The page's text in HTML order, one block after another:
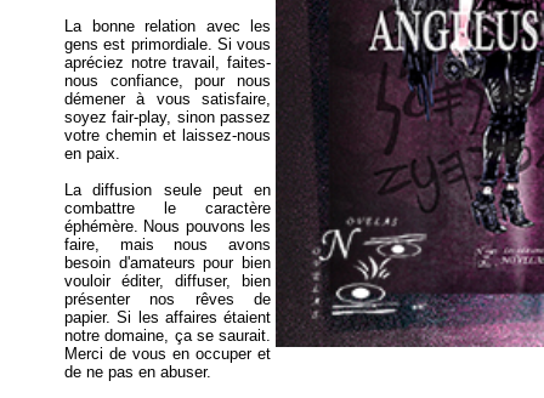
La bonne relation avec les
gens est primordiale. Si vous
apréciez notre travail, faites-
nous confiance, pour nous
démener à vous satisfaire,
soyez fair-play, sinon passez
votre chemin et laissez-nous
en paix.
La diffusion seule peut en
combattre le caractère
éphémère. Nous pouvons les
faire, mais nous avons
besoin d'amateurs pour bien
vouloir éditer, diffuser, bien
présenter nos rêves de
papier. Si les affaires étaient
notre domaine, ça se saurait.
Merci de vous en occuper et
de ne pas en abuser.